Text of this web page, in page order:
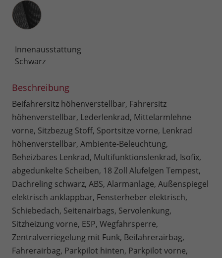
Innenausstattung
Innenausstattung
Schwarz
Beschreibung
Beifahrersitz höhenverstellbar, Fahrersitz
höhenverstellbar, Lederlenkrad, Mittelarmlehne
vorne, Sitzbezug Stoff, Sportsitze vorne, Lenkrad
höhenverstellbar, Ambiente-Beleuchtung,
Beheizbares Lenkrad, Multifunktionslenkrad, Isofix,
abgedunkelte Scheiben, 18 Zoll Alufelgen Tempest,
Dachreling schwarz, ABS, Alarmanlage, Außenspiegel
elektrisch anklappbar, Fensterheber elektrisch,
Schiebedach, Seitenairbags, Servolenkung,
Sitzheizung vorne, ESP, Wegfahrsperre,
Zentralverriegelung mit Funk, Beifahrerairbag,
Fahrerairbag, Parkpilot hinten, Parkpilot vorne,